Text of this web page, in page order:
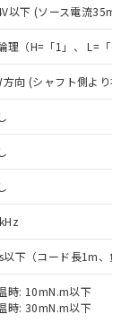
以下 (ソース電流35mA
理（H=「1」、 L=「0
方向 (シャフト側より右
以下（コード長1m、負
時: 10mN.m以下
時: 30mN.m以下
質）の
商品で
）の非含